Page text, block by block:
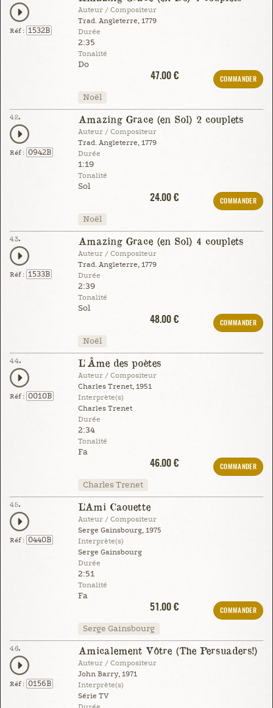
Réf : 1532B
Auteur / Compositeur
Trad. Angleterre, 1779
Durée
2:35
Tonalité
Do
47.00 €
COMMANDER
Noël
42.
Réf : 0942B
Amazing Grace (en Sol) 2 couplets
Auteur / Compositeur
Trad. Angleterre, 1779
Durée
1:19
Tonalité
Sol
24.00 €
COMMANDER
Noël
43.
Réf : 1533B
Amazing Grace (en Sol) 4 couplets
Auteur / Compositeur
Trad. Angleterre, 1779
Durée
2:39
Tonalité
Sol
48.00 €
COMMANDER
Noël
44.
Réf : 0010B
L'Âme des poètes
Auteur / Compositeur
Charles Trenet, 1951
Interprète(s)
Charles Trenet
Durée
2:34
Tonalité
Fa
46.00 €
COMMANDER
Charles Trenet
45.
Réf : 0440B
L'Ami Caouette
Auteur / Compositeur
Serge Gainsbourg, 1975
Interprète(s)
Serge Gainsbourg
Durée
2:51
Tonalité
Fa
51.00 €
COMMANDER
Serge Gainsbourg
46.
Réf : 0156B
Amicalement Vôtre (The Persuaders!)
Auteur / Compositeur
John Barry, 1971
Interprète(s)
Série TV